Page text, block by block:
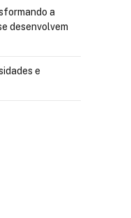
a
desenvolvem
e